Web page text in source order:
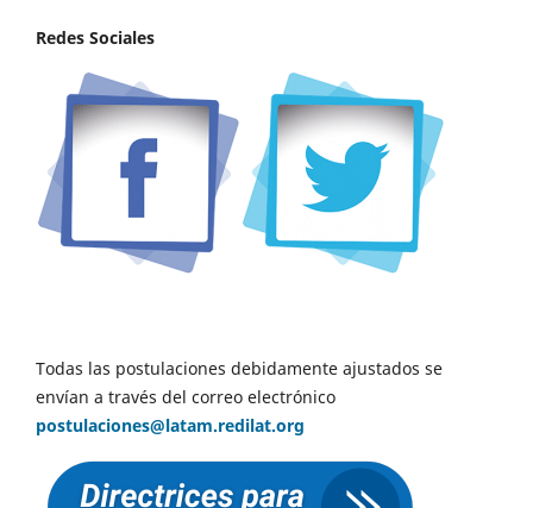
Redes Sociales
Todas las postulaciones debidamente ajustados se
envían a través del correo electrónico
postulaciones@latam.redilat.org